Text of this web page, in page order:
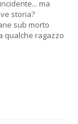
ma
storia?
sub morto
qualche ragazzo